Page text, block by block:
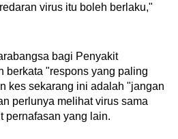
virus itu boleh berlaku,"
bagi Penyakit
berkata "respons yang paling
kes sekarang ini adalah "jangan
perlunya melihat virus sama
pernafasan yang lain.